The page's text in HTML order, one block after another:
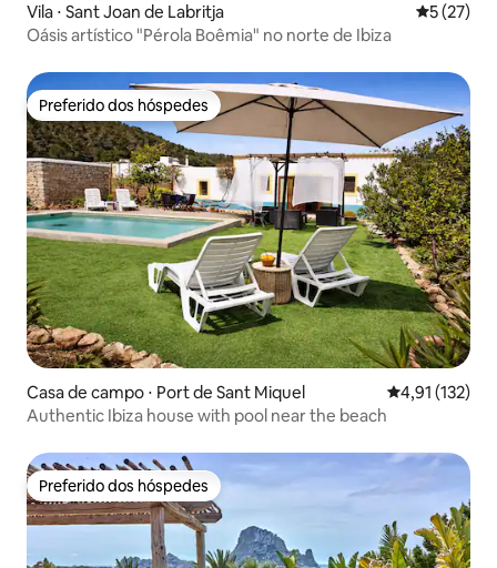
Vila ⋅ Sant Joan de Labritja 5 de uma
5 (27)
Oásis artístico "Pérola Boêmia" no norte de Ibiza
Preferido dos hóspedes
Preferido dos hóspedes
Casa de campo ⋅ Port de Sant Miquel 4,91 de uma
4,91 (132)
Authentic Ibiza house with pool near the beach
Preferido dos hóspedes
Preferido dos hóspedes